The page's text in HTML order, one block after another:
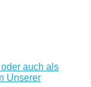
auch als
Unserer